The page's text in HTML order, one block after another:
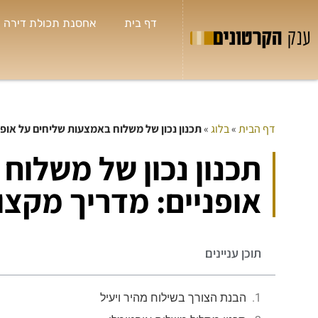
דף בית אחסנת תכולת דירה
דף הבית»בלוג»תכנון נכון של משלוח באמצעות שליחים על
תכנון נכון של
אופניים: מדריך
תוכן עניינים
הבנת הצורך בשילוח מהיר ויעיל